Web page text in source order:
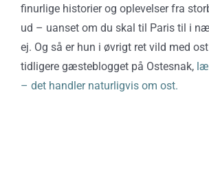
finurlige historier og oplevelser fra
ud – uanset om du skal til Paris til i
ej. Og så er hun i øvrigt ret vild med
tidligere gæsteblogget på Ostesnak,
– det handler naturligvis om ost.